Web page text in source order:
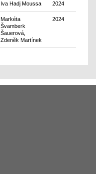
Iva Hadj Moussa 2024
Markéta
Švamberk
Šauerová,
Zdeněk Martínek
2024